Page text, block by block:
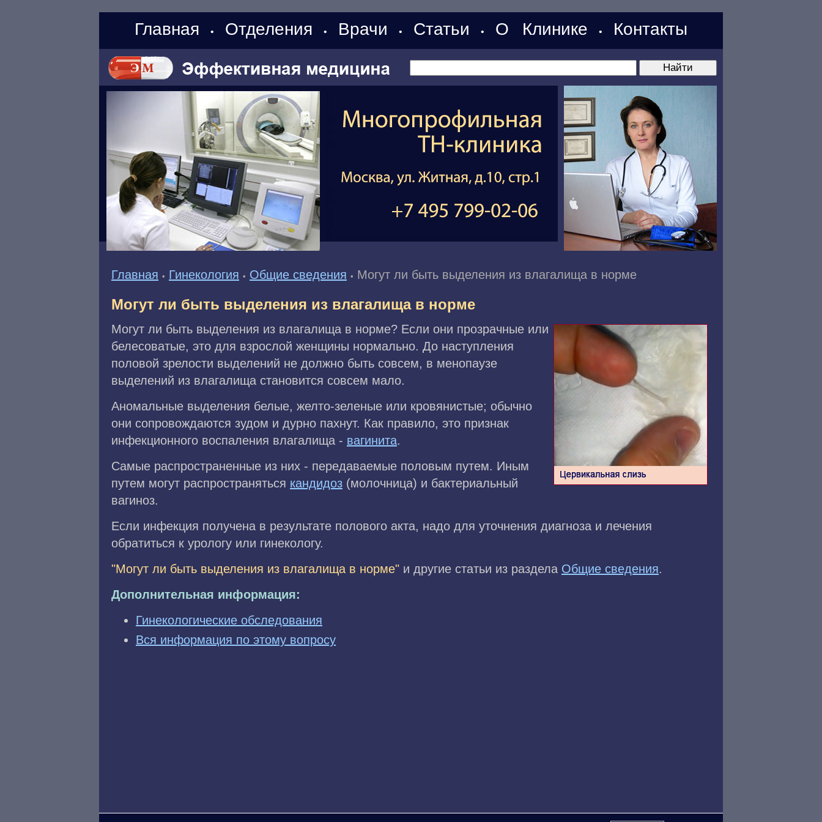
Главная • Отделения • Врачи • Статьи • О Клинике • Контакты
Главная • Гинекология • Общие сведения • Могут ли быть выделения из влагалища в норме
Могут ли быть выделения из влагалища в норме
Могут ли быть выделения из влагалища в норме? Если они прозрачные или
белесоватые, это для взрослой женщины нормально. До наступления
половой зрелости выделений не должно быть совсем, в менопаузе
выделений из влагалища становится совсем мало.
Аномальные выделения белые, желто-зеленые или кровянистые; обычно
они сопровождаются зудом и дурно пахнут. Как правило, это признак
инфекционного воспаления влагалища - вагинита.
Самые распространенные из них - передаваемые половым путем. Иным
путем могут распространяться кандидоз (молочница) и бактериальный
вагиноз.
Если инфекция получена в результате полового акта, надо для уточнения диагноза и лечения
обратиться к урологу или гинекологу.
"Могут ли быть выделения из влагалища в норме" и другие статьи из раздела Общие сведения.
Дополнительная информация:
Гинекологические обследования
Вся информация по этому вопросу